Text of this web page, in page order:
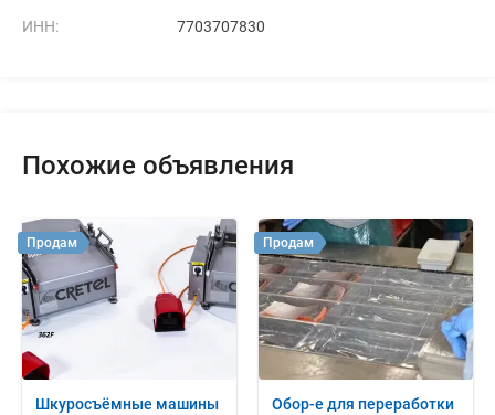
ИНН: 7703707830
Похожие объявления
Шкуросъёмные машины
Продам
Обор-е для переработки
Продам